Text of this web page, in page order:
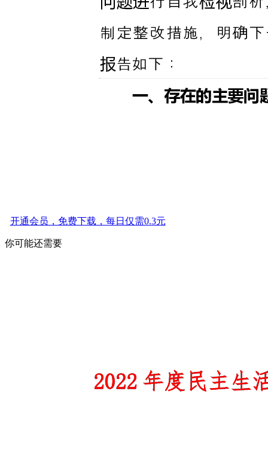
开通会员，免费下载，每日仅需0.3元
你可能还需要